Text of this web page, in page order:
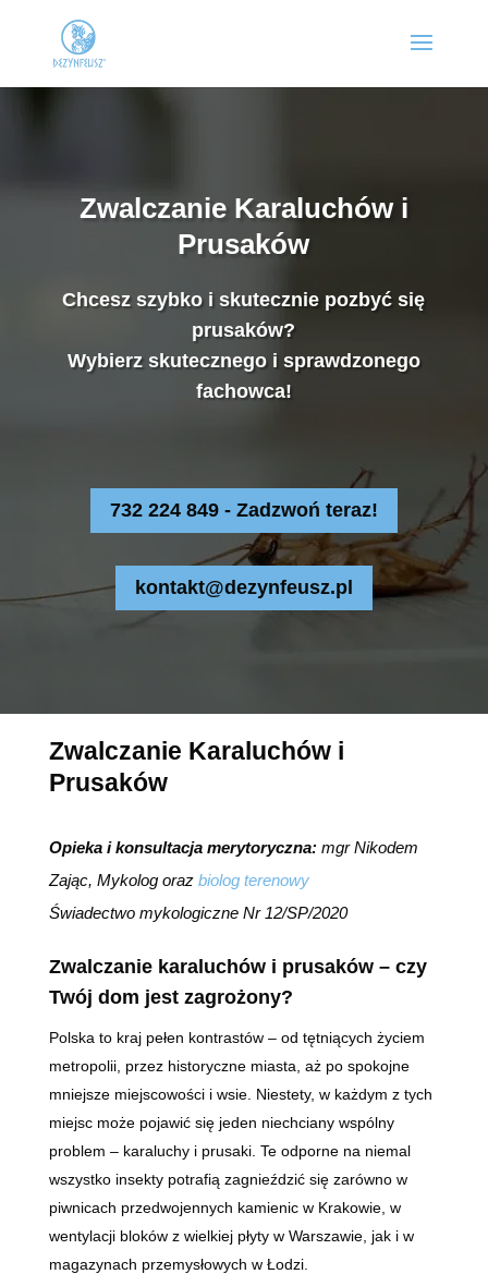
Zwalczanie Karaluchów i
Prusaków
Chcesz szybko i skutecznie pozbyć się
prusaków?
Wybierz skutecznego i sprawdzonego
fachowca!
732 224 849 - Zadzwoń teraz!
kontakt@dezynfeusz.pl
Zwalczanie Karaluchów i
Prusaków
Opieka i konsultacja merytoryczna:mgr Nikodem
Zając, Mykolog oraz biolog terenowy
Świadectwo mykologiczne Nr 12/SP/2020
Zwalczanie karaluchów i prusaków – czy
Twój dom jest zagrożony?
Polska to kraj pełen kontrastów – od tętniących życiem
metropolii, przez historyczne miasta, aż po spokojne
mniejsze miejscowości i wsie. Niestety, w każdym z tych
miejsc może pojawić się jeden niechciany wspólny
problem – karaluchy i prusaki. Te odporne na niemal
wszystko insekty potrafią zagnieździć się zarówno w
piwnicach przedwojennych kamienic w Krakowie, w
wentylacji bloków z wielkiej płyty w Warszawie, jak i w
magazynach przemysłowych w Łodzi.